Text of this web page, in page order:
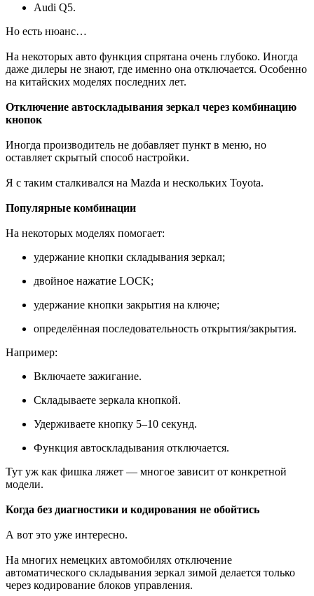
Audi Q5.
Но есть нюанс…
На некоторых авто функция спрятана очень глубоко. Иногда
даже дилеры не знают, где именно она отключается. Особенно
на китайских моделях последних лет.
Отключение автоскладывания зеркал через комбинацию
кнопок
Иногда производитель не добавляет пункт в меню, но
оставляет скрытый способ настройки.
Я с таким сталкивался на Mazda и нескольких Toyota.
Популярные комбинации
На некоторых моделях помогает:
удержание кнопки складывания зеркал;
двойное нажатие LOCK;
удержание кнопки закрытия на ключе;
определённая последовательность открытия/закрытия.
Например:
Включаете зажигание.
Складываете зеркала кнопкой.
Удерживаете кнопку 5–10 секунд.
Функция автоскладывания отключается.
Тут уж как фишка ляжет — многое зависит от конкретной
модели.
Когда без диагностики и кодирования не обойтись
А вот это уже интересно.
На многих немецких автомобилях отключение
автоматического складывания зеркал зимой делается только
через кодирование блоков управления.